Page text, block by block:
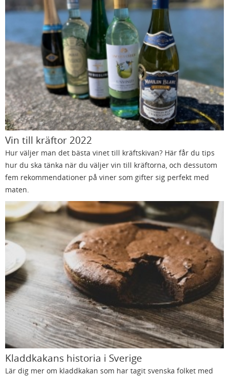
Vin till kräftor 2022
Hur väljer man det bästa vinet till kräftskivan? Här får du tips
hur du ska tänka när du väljer vin till kräftorna, och dessutom
fem rekommendationer på viner som gifter sig perfekt med
maten.
Kladdkakans historia i Sverige
Lär dig mer om kladdkakan som har tagit svenska folket med